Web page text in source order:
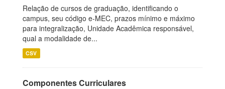
Relação de cursos de graduação, identificando o
campus, seu código e-MEC, prazos mínimo e máximo
para integralização, Unidade Acadêmica responsável,
qual a modalidade de...
CSV
Componentes Curriculares